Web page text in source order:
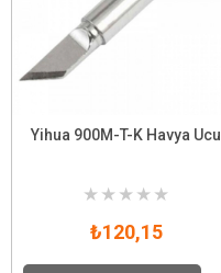
Yihua 900M-T-K Havya Ucu
★ ★ ★ ★ ★
₺120,15